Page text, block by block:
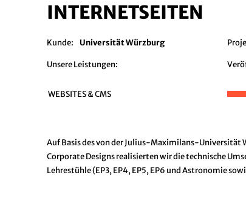
INTERNETSEITEN
Kunde: Universität Würzburg
Unsere Leistungen:
WEBSITES & CMS
Auf Basis des von der Julius-Maximilans-Universität
Corporate Designs realisierten wir die technische
Lehrestühle (EP3, EP4, EP5, EP6 und Astronomie